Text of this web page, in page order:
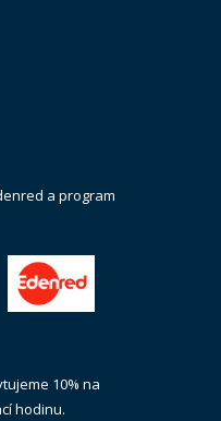
a program
10% na
hodinu.